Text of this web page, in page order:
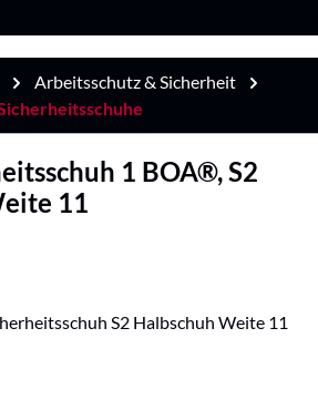
Arbeitsschutz & Sicherheit
1 BOA®, S2
11